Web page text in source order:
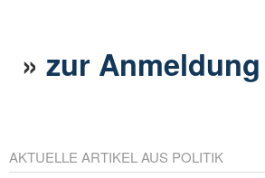
»zur Anmeldung
AKTUELLE ARTIKEL AUS POLITIK